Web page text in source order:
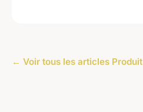
← Voir tous les articles Produit